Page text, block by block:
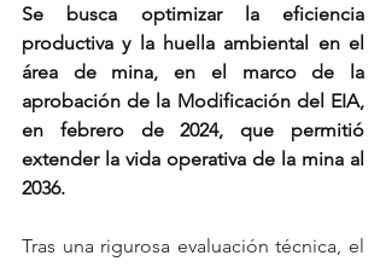
Se busca optimizar la eficiencia
productiva y la huella ambiental en el
área de mina, en el marco de la
aprobación de la Modificación del EIA,
en febrero de 2024, que permitió
extender la vida operativa de la mina al
2036.
Tras una rigurosa evaluación técnica, el